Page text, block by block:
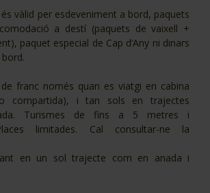
vàlid per esdeveniment a bord, paquets
a destí (paquets de vaixell +
paquet especial de Cap d’Any ni dinars
franc només quan es viatgi en cabina
compartida), i tan sols en trajectes
Turismes de fins a 5 metres i
limitades. Cal consultar-ne la
en un sol trajecte com en anada i